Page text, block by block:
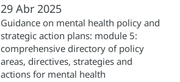
29 Abr 2025
Guidance on mental health policy and
strategic action plans: module 5:
comprehensive directory of policy
areas, directives, strategies and
actions for mental health